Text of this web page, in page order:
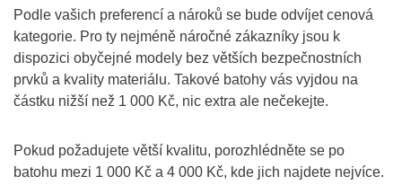
Podle vašich preferencí a nároků se bude odvíjet cenová
kategorie. Pro ty nejméně náročné zákazníky jsou k
dispozici obyčejné modely bez větších bezpečnostních
prvků a kvality materiálu. Takové batohy vás vyjdou na
částku nižší než 1 000 Kč, nic extra ale nečekejte.
Pokud požadujete větší kvalitu, porozhlédněte se po
batohu mezi 1 000 Kč a 4 000 Kč, kde jich najdete nejvíce.